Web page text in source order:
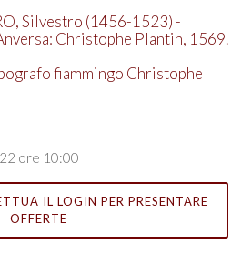
Silvestro (1456-1523) -
Christophe Plantin, 1569.
fiammingo Christophe
ore 10:00
IL LOGIN PER PRESENTARE
OFFERTE